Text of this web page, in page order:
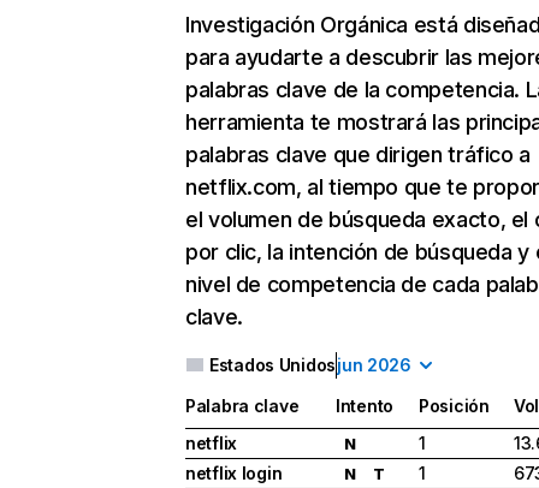
Investigación Orgánica está
para ayudarte a descubrir las
palabras clave de la competencia.
herramienta te mostrará las
palabras clave que dirigen tráfico a
netflix.com, al tiempo que te
el volumen de búsqueda exacto, el
por clic, la intención de búsqueda y
nivel de competencia de cada
clave.
Estados Unidosjun 2026
Palabra clave Intento Posición
netflix
N 1
netflix login
N T 1